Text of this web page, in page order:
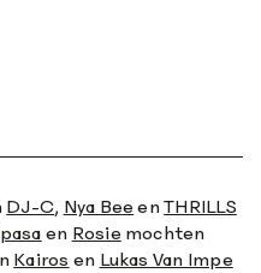
DJ-C, Nya Bee enTHRILLS
en Rosie mochten
Kairos en Lukas Van Impe